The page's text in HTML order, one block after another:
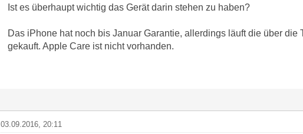
Ist es überhaupt wichtig das Gerät darin stehen zu haben?
Das iPhone hat noch bis Januar Garantie, allerdings läuft die über die
gekauft. Apple Care ist nicht vorhanden.
03.09.2016, 20:11